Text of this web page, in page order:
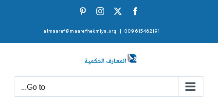
Facebook
X
Instagram
009615462191
almaaref@maarefhekmiya.org
Go to...